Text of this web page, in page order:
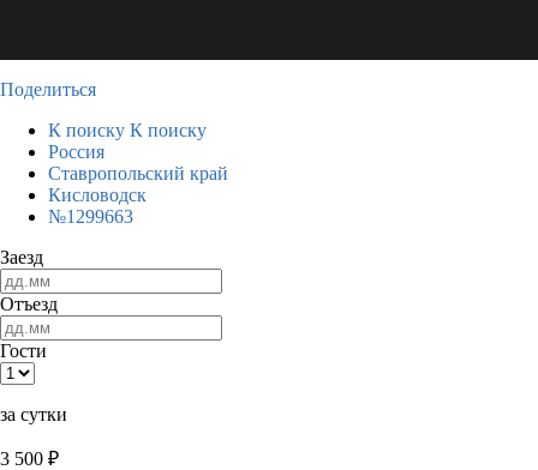
Поделиться
К поиску К поиску
Россия
Ставропольский край
Кисловодск
№1299663
Заезд
Отъезд
Гости
за сутки
3 500 ₽